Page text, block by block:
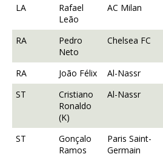
LA
Rafael
Leão
AC Milan
RA
Pedro
Neto
Chelsea FC
RA João Félix Al-Nassr
ST
Cristiano
Ronaldo
(K)
Al-Nassr
ST
Gonçalo
Ramos
Paris Saint-
Germain